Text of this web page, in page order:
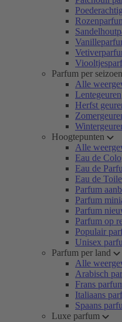
Parfum per seizoen
Alle
Lentegeuren
Herfst
Hoogtepunten
Alle
Eau de
Eau de
Eau de
Parfum
Parfum
Parfum
Parfum op
Populair
Unisex
Parfum per land
Alle
Arabisch
Frans
Italiaans
Spaans
Luxe parfum